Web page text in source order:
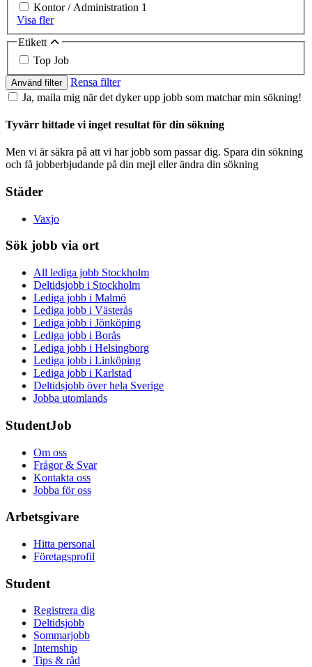
Kontor / Administration 1
Visa fler
Etikett
Top Job
Använd filter
Rensa filter
Ja, maila mig när det dyker upp jobb som matchar min sökning!
Tyvärr hittade vi inget resultat för din sökning
Men vi är säkra på att vi har jobb som passar dig. Spara din sökning
och få jobberbjudande på din mejl eller ändra din sökning
Städer
Vaxjo
Sök jobb via ort
All lediga jobb Stockholm
Deltidsjobb i Stockholm
Lediga jobb i Malmö
Lediga jobb i Västerås
Lediga jobb i Jönköping
Lediga jobb i Borås
Lediga jobb i Helsingborg
Lediga jobb i Linköping
Lediga jobb i Karlstad
Deltidsjobb över hela Sverige
Jobba utomlands
StudentJob
Om oss
Frågor & Svar
Kontakta oss
Jobba för oss
Arbetsgivare
Hitta personal
Företagsprofil
Student
Registrera dig
Deltidsjobb
Sommarjobb
Internship
Tips & råd